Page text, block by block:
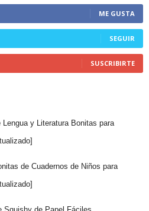
ME GUSTA
SEGUIR
SUSCRIBIRTE
Lengua y Literatura Bonitas para
de Cuadernos de Niños para